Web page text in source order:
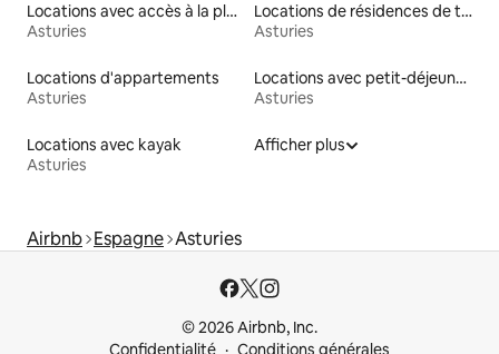
Locations avec accès à la plage
Asturies
Locations de résidences de tourisme
Asturies
Locations d'appartements
Asturies
Locations avec petit-déjeuner
Asturies
Locations avec kayak
Asturies
Afficher plus
Airbnb Espagne Asturies
© 2026 Airbnb, Inc.
Confidentialité
Conditions générales